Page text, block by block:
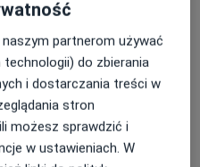
partnerom używać
do zbierania
i dostarczania treści w
stron
możesz sprawdzić i
w ustawieniach. W